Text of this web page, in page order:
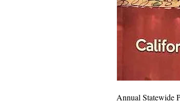
Annual Statewide